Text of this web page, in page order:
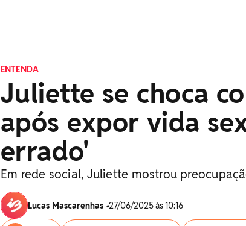
ENTENDA
Juliette se choca
após expor vida
errado'
Em rede social, Juliette mostrou
Lucas Mascarenhas •27/06/2025 às 10:16